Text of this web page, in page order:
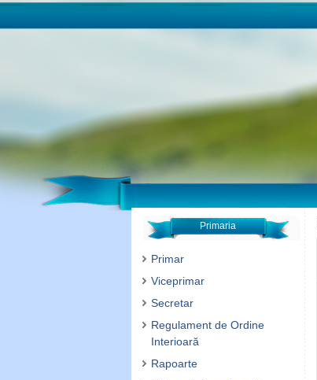
Primaria
Primar
Viceprimar
Secretar
Regulament de Ordine
Interioară
Rapoarte